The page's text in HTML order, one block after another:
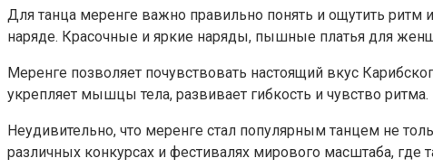
Для танца меренге важно правильно понять и ощутить
наряде. Красочные и яркие наряды, пышные платья для
Меренге позволяет почувствовать настоящий вкус
укрепляет мышцы тела, развивает гибкость и чувство ритма.
Неудивительно, что меренге стал популярным танцем не
различных конкурсах и фестивалях мирового масштаба,